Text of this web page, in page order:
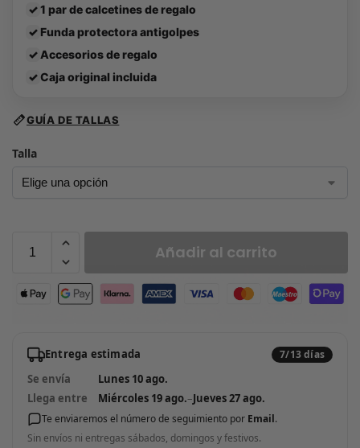
✓1 par de calcetines de regalo
✓ Funda protectora antigolpes
✓ Accesorios de regalo
✓Caja original incluida
GUÍA DE TALLAS
Talla
Añadir al carrito
Entrega estimada 7/13 días
Se envía
Lunes 10 ago.
Llega entre
Miércoles 19 ago.–Jueves 27 ago.
Te enviaremos el número de seguimiento por Email.
Sin envíos ni entregas sábados, domingos y festivos.